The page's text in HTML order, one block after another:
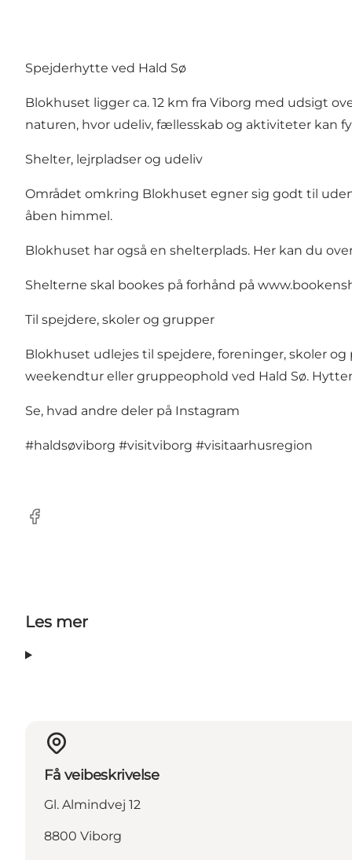
Spejderhytte ved Hald Sø
Blokhuset ligger ca. 12 km fra Viborg med udsigt
naturen, hvor udeliv, fællesskab og aktiviteter kan
Shelter, lejrpladser og udeliv
Området omkring Blokhuset egner sig godt til
åben himmel.
Blokhuset har også en shelterplads. Her kan du
Shelterne skal bookes på forhånd på
Til spejdere, skoler og grupper
Blokhuset udlejes til spejdere, foreninger, skoler
weekendtur eller gruppeophold ved Hald Sø.
Se, hvad andre deler på Instagram
#haldsøviborg #visitviborg #visitaarhusregion
Facebook
Les mer
Få veibeskrivelse
Gl. Almindvej 12
8800 Viborg